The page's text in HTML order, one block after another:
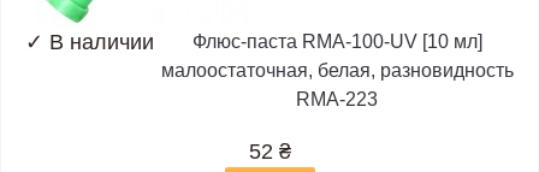
✓ В наличии
Флюс-паста RMA-100-UV [10 мл]
малоостаточная, белая, разновидность
RMA-223
52 ₴